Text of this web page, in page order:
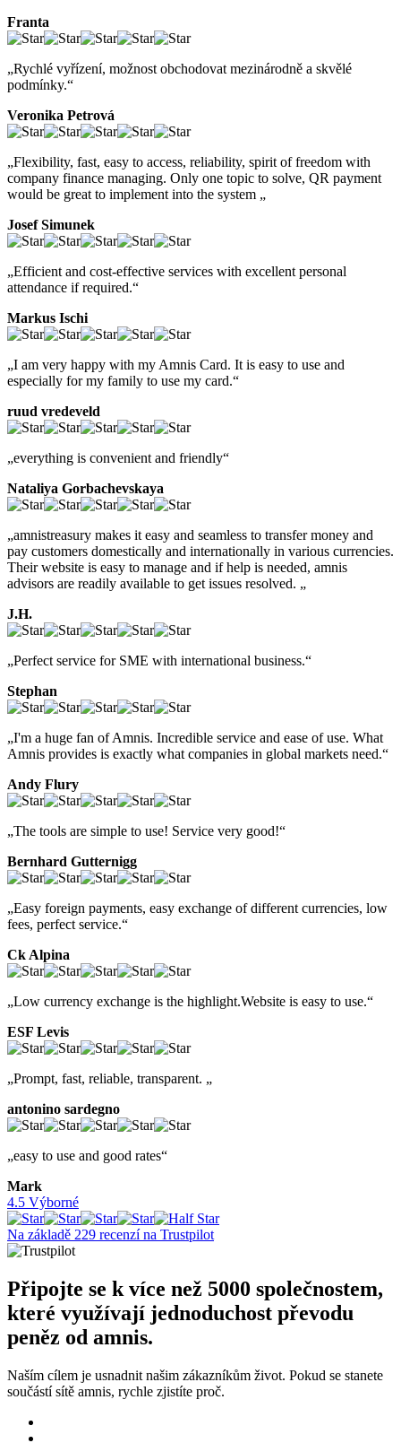
Franta
„Rychlé vyřízení, možnost obchodovat mezinárodně a skvělé
podmínky.“
Veronika Petrová
„Flexibility, fast, easy to access, reliability, spirit of freedom with
company finance managing. Only one topic to solve, QR payment
would be great to implement into the system „
Josef Simunek
„Efficient and cost-effective services with excellent personal
attendance if required.“
Markus Ischi
„I am very happy with my Amnis Card. It is easy to use and
especially for my family to use my card.“
ruud vredeveld
„everything is convenient and friendly“
Nataliya Gorbachevskaya
„amnistreasury makes it easy and seamless to transfer money and
pay customers domestically and internationally in various currencies.
Their website is easy to manage and if help is needed, amnis
advisors are readily available to get issues resolved. „
J.H.
„Perfect service for SME with international business.“
Stephan
„I'm a huge fan of Amnis. Incredible service and ease of use. What
Amnis provides is exactly what companies in global markets need.“
Andy Flury
„The tools are simple to use! Service very good!“
Bernhard Gutternigg
„Easy foreign payments, easy exchange of different currencies, low
fees, perfect service.“
Ck Alpina
„Low currency exchange is the highlight.Website is easy to use.“
ESF Levis
„Prompt, fast, reliable, transparent. „
antonino sardegno
„easy to use and good rates“
Mark
4.5 Výborné
Na základě 229 recenzí na Trustpilot
Připojte se k více než 5000 společnostem,
které využívají jednoduchost převodu
peněz od amnis.
Naším cílem je usnadnit našim zákazníkům život. Pokud se stanete
součástí sítě amnis, rychle zjistíte proč.